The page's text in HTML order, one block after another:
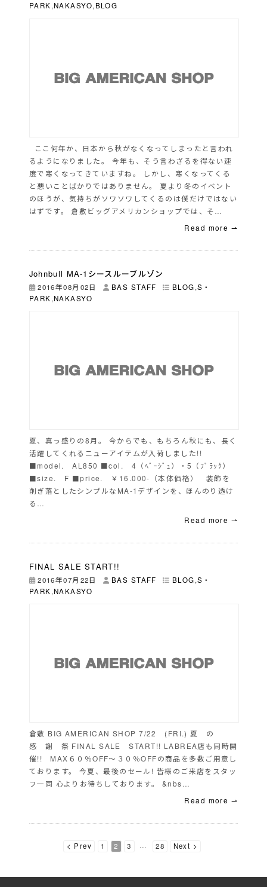
PARK,NAKASYO,BLOG
ここ何年か、日本から秋がなくなってしまったと言われ
るようになりました。 今年も、そう言わざるを得ない速
度で寒くなってきていますね。 しかし、寒くなってくる
と悪いことばかりではありません。 夏より冬のイベント
のほうが、気持ちがソワソワしてくるのは僕だけではない
はずです。 倉敷ビッグアメリカンショップでは、そ…
Read more ⇀
Johnbull MA-1シースルーブルゾン
2016年08月02日 BAS STAFF BLOG,S・
PARK,NAKASYO
夏、真っ盛りの8月。 今からでも、もちろん秋にも、長く
活躍してくれるニューアイテムが入荷しました!!
■model. AL850 ■col. 4（ﾍﾞｰｼﾞｭ）・5（ﾌﾞﾗｯｸ）
■size. F ■price. ￥16.000-（本体価格） 装飾を
削ぎ落としたシンプルなMA-1デザインを、ほんのり透け
る…
Read more ⇀
FINAL SALE START!!
2016年07月22日 BAS STAFF BLOG,S・
PARK,NAKASYO
倉敷 BIG AMERICAN SHOP 7/22 (FRI.) 夏 の
感 謝 祭 FINAL SALE START!! LABREA店も同時開
催!! MAX６０％OFF～３０％OFFの商品を多数ご用意し
ております。 今夏、最後のセール! 皆様のご来店をスタッ
フ一同 心よりお待ちしております。 &nbs…
Read more ⇀
< Prev 1 2 3 … 28 Next >